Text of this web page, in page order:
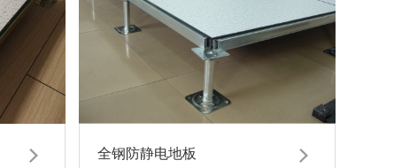
全钢防静电地板